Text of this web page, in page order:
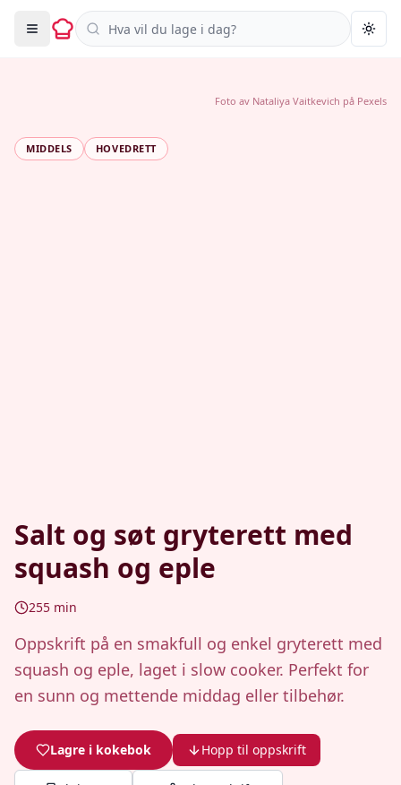
Søk i oppskrifter
MIDDELS HOVEDRETT
Salt og søt gryterett med
squash og eple
255 min
Oppskrift på en smakfull og enkel gryterett med
squash og eple, laget i slow cooker. Perfekt for
en sunn og mettende middag eller tilbehør.
Lagre i kokebok Hopp til oppskrift
Foto av Nataliya Vaitkevich på Pexels